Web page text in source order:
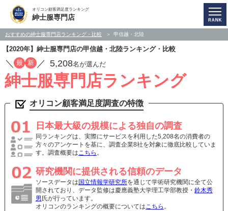
オリコン顧客満足度ランキング
紳士服専門店
おすすめの紳士服専門店ランキング・比較 甲信越・北陸
【2020年】紳士服専門店の甲信越・北陸ランキング・比較
／ 最 新 ／ 5,208名が選んだ
紳士服専門店ランキング
オリコン顧客満足度調査の特徴
日本最大級の規模による独自の調査
同ランキングは、実際にサービスを利用した5,208名の消費者の
方々のアンケートを基に、調査企業8社を対象に徹底比較していま
す。調査概要はこちら 。
研究機関に提供される信頼のデータ
ソースデータは 国立情報学研究所を通じて学術研究機関に全て公
開されており、データ監修は慶應義塾大学理工学部教授・ 鈴木秀
男 氏が行っています。
オリコンのランキングの概要についてはこちら 。